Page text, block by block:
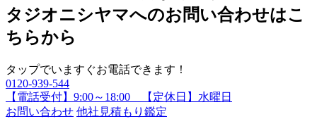
タップでいますぐお電話できます！
0120-939-544
【電話受付】9:00～18:00 【定休日】水曜日
お問い合わせ 他社見積もり鑑定